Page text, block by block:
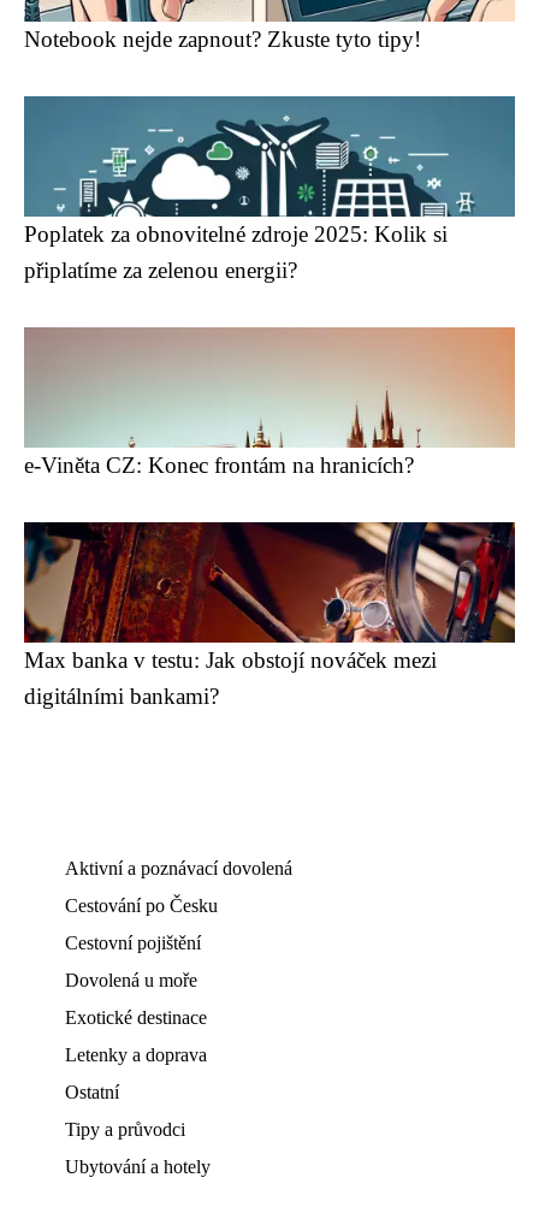
Notebook nejde zapnout? Zkuste tyto tipy!
Poplatek za obnovitelné zdroje 2025: Kolik si
připlatíme za zelenou energii?
e-Viněta CZ: Konec frontám na hranicích?
Max banka v testu: Jak obstojí nováček mezi
digitálními bankami?
Aktivní a poznávací dovolená
Cestování po Česku
Cestovní pojištění
Dovolená u moře
Exotické destinace
Letenky a doprava
Ostatní
Tipy a průvodci
Ubytování a hotely